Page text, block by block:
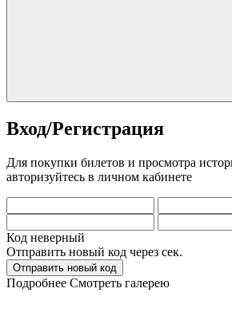
Вход/Регистрация
Для покупки билетов и просмотра
авторизуйтесь в личном кабинете
Код неверный
Отправить новый код через сек.
Отправить новый код
Подробнее Смотреть галерею